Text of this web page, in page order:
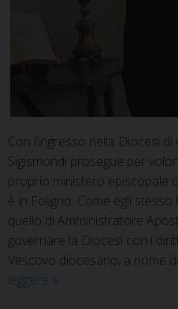
Con l’ingresso nella Diocesi
Sigismondi prosegue per
proprio ministero episcopale
è in Foligno. Come egli
quello di Amministratore
governare la Diocesi con i
Vescovo diocesano, a nome
leggere I»